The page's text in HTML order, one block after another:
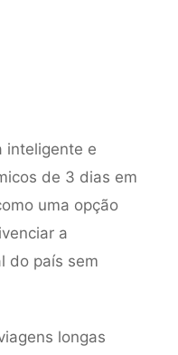
inteligente e
de 3 dias em
uma opção
a
do país sem
longas